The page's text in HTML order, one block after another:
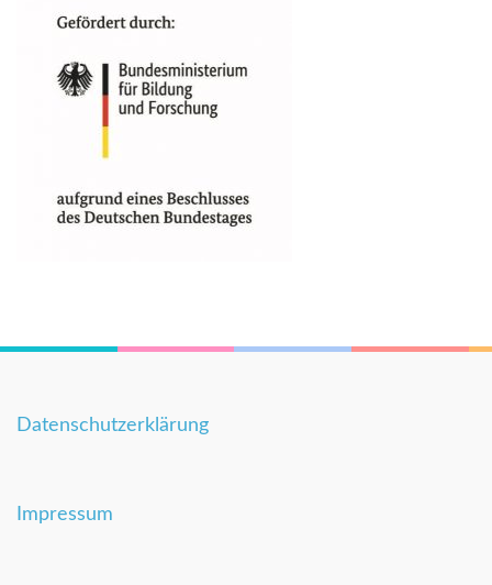
Datenschutzerklärung
Impressum